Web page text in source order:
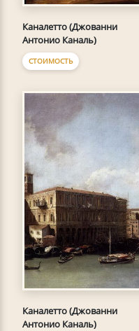
Каналетто (Джованни
Антонио Каналь)
СТОИМОСТЬ
Каналетто (Джованни
Антонио Каналь)